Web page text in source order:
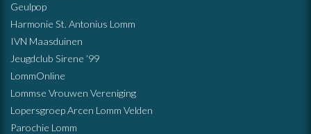
Geulpop
Harmonie St. Antonius Lomm
IVN Maasduinen
Jeugdclub Sirene ’99
LommOnline
Lommse Vrouwen Vereniging
Lopersgroep Arcen Lomm Velden
Parochie Lomm